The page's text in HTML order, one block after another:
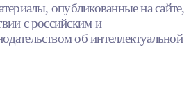
опубликованные на сайте,
с российским и
об интеллектуальной